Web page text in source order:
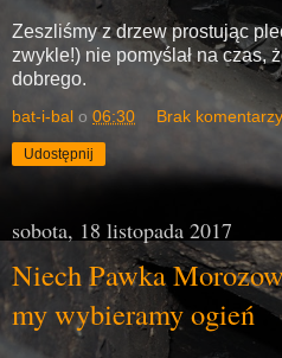
Zeszliśmy z drzew prostując
zwykle!) nie pomyślał na czas,
dobrego.
bat-i-bal o 06:30 Brak
Udostępnij
sobota, 18 listopada 2017
Niech Pawka
my wybieramy ogień